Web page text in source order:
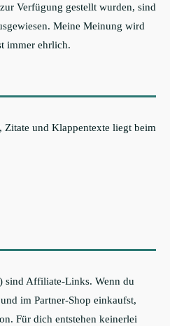
Verfügung gestellt wurden, sind
Meine Meinung wird
immer ehrlich.
und Klappentexte liegt beim
sind Affiliate-Links. Wenn du
im Partner-Shop einkaufst,
Für dich entstehen keinerlei